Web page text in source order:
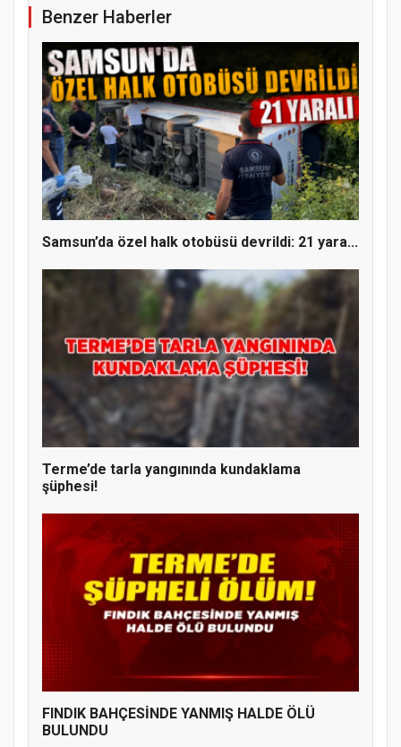
Benzer Haberler
Samsun’da özel halk otobüsü devrildi: 21 yara...
Terme’de tarla yangınında kundaklama
şüphesi!
FINDIK BAHÇESİNDE YANMIŞ HALDE ÖLÜ
BULUNDU